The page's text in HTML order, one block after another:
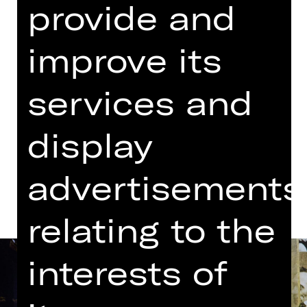
Bartolome, Leonard Wölfl
Wednesday, 21/05/2025
08.00 PM - 09.10 PM
for the last time
XRT 3. Etage
Dates and cast
provide and
improve its
services and
display
advertisements
relating to the
interests of